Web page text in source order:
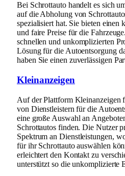
Bei Schrottauto handelt es sich
auf die Abholung von
spezialisiert hat. Sie bieten einen
und faire Preise für die
schnellen und unkomplizierten
Lösung für die Autoentsorgung
haben Sie einen zuverlässigen
Kleinanzeigen
Auf der Plattform Kleinanzeigen
von Dienstleistern für die
eine große Auswahl an
Schrottautos finden. Die Nutzer
Spektrum an Dienstleistungen,
für ihr Schrottauto auswählen
erleichtert den Kontakt zu
unterstützt so die unkomplizierte